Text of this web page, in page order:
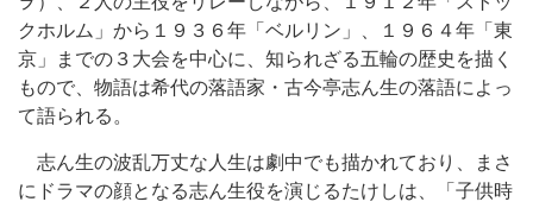
クホルム」から１９３６年「ベルリン」、１９６４年「東
京」までの３大会を中心に、知られざる五輪の歴史を描く
もので、物語は希代の落語家・古今亭志ん生の落語によっ
て語られる。
志ん生の波乱万丈な人生は劇中でも描かれており、まさ
にドラマの顔となる志ん生役を演じるたけしは、「子供時